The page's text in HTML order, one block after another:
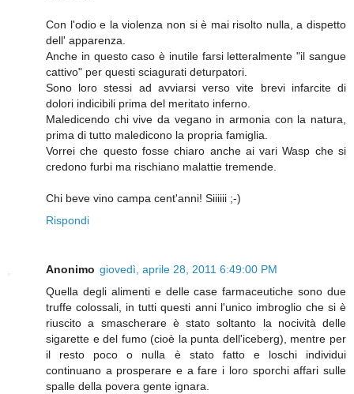
Con l'odio e la violenza non si è mai risolto nulla, a dispetto
dell' apparenza.
Anche in questo caso è inutile farsi letteralmente "il sangue
cattivo" per questi sciagurati deturpatori.
Sono loro stessi ad avviarsi verso vite brevi infarcite di
dolori indicibili prima del meritato inferno.
Maledicendo chi vive da vegano in armonia con la natura,
prima di tutto maledicono la propria famiglia.
Vorrei che questo fosse chiaro anche ai vari Wasp che si
credono furbi ma rischiano malattie tremende.
Chi beve vino campa cent'anni! Siiiiii ;-)
Rispondi
Anonimo giovedì, aprile 28, 2011 6:49:00 PM
Quella degli alimenti e delle case farmaceutiche sono due
truffe colossali, in tutti questi anni l'unico imbroglio che si è
riuscito a smascherare è stato soltanto la nocività delle
sigarette e del fumo (cioè la punta dell'iceberg), mentre per
il resto poco o nulla è stato fatto e loschi individui
continuano a prosperare e a fare i loro sporchi affari sulle
spalle della povera gente ignara.